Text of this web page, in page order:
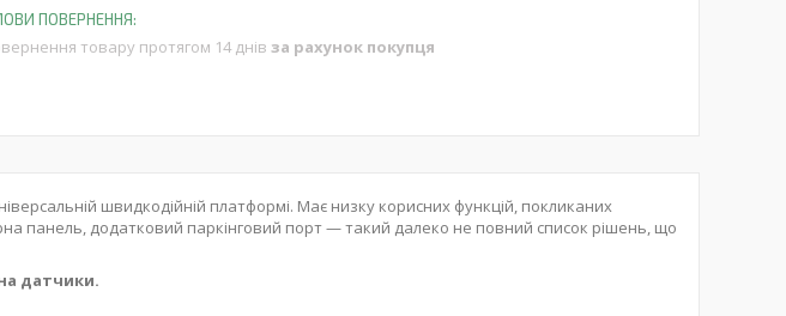
товару протягом 14 днів за рахунок покупця
швидкодійній платформі. Має низку корисних функцій, покликаних
панель, додатковий паркінговий порт — такий далеко не повний список рішень, що
на датчики.